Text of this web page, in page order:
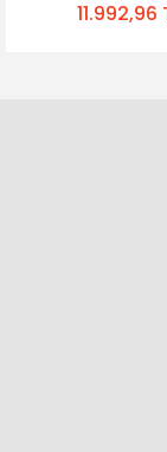
11.992,96